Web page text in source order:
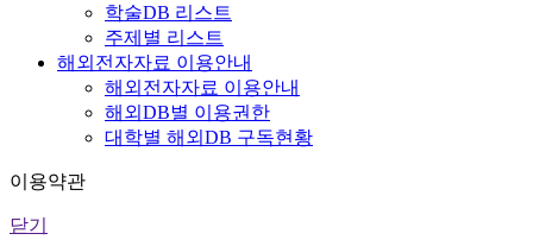
학술DB 리스트
주제별 리스트
해외전자자료 이용안내
해외전자자료 이용안내
해외DB별 이용권한
대학별 해외DB 구독현황
이용약관
닫기